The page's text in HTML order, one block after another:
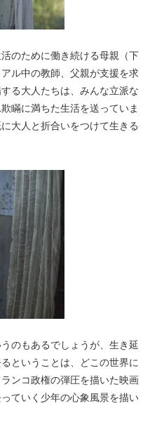
のために働き続ける母親（下
ル中の教師、父親が支援を求
る大人たちは、みんな立派な
瞞に満ちた生活を送っていま
大人と折合いをつけて生きる
のもあるでしょうが、生き延
ということは、どこの世界に
ンコ政権の弾圧を描いた映画
ていく少年の心象風景を描い